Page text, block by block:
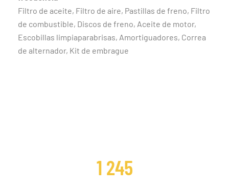
Filtro de aceite, Filtro de aire, Pastillas de freno, Filtro
de combustible, Discos de freno, Aceite de motor,
Escobillas limpiaparabrisas, Amortiguadores, Correa
de alternador, Kit de embrague
1 245